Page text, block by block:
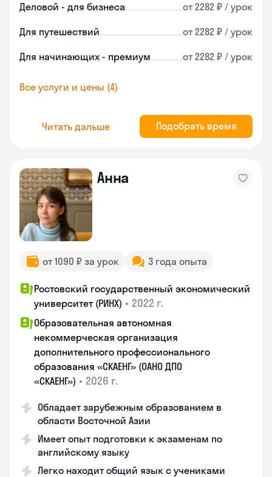
Деловой - для бизнеса от 2282 ₽ / урок
Для путешествий от 2282 ₽ / урок
Для начинающих - премиум от 2282 ₽ / урок
Все услуги и цены (4)
Читать дальше Подобрать время
Анна
от 1090 ₽ за урок 3 года опыта
Ростовский государственный экономический
университет (РИНХ) • 2022 г.
Образовательная автономная
некоммерческая организация
дополнительного профессионального
образования «СКАЕНГ» (ОАНО ДПО
«СКАЕНГ») • 2026 г.
Обладает зарубежным образованием в
области Восточной Азии
Имеет опыт подготовки к экзаменам по
английскому языку
Легко находит общий язык с учениками